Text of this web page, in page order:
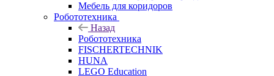
Мебель для коридоров
Робототехника
Назад
Робототехника
FISCHERTECHNIK
HUNA
LEGO Education